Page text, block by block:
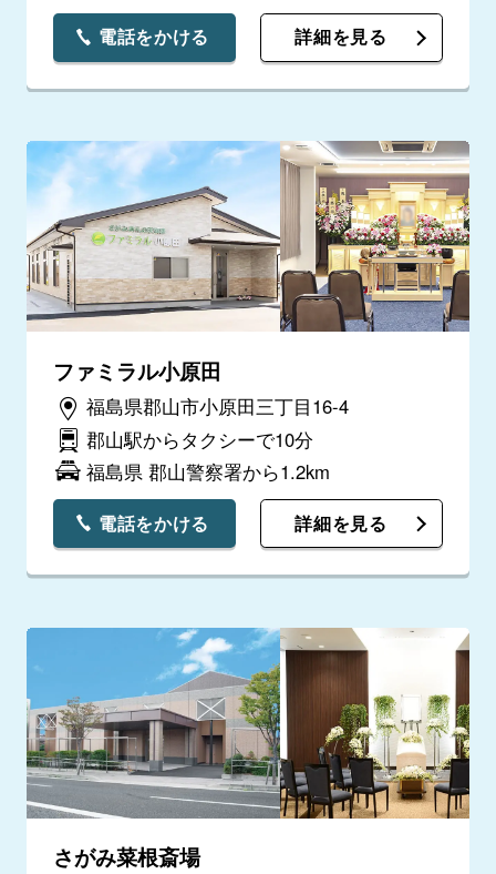
電話をかける 詳細を見る
ファミラル小原田
福島県郡山市小原田三丁目16-4
郡山駅からタクシーで10分
福島県 郡山警察署から1.2km
電話をかける 詳細を見る
さがみ菜根斎場